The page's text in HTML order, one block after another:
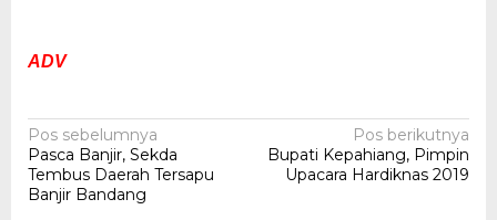
ADV
Navigasi
pos
Pos sebelumnya
Pasca Banjir, Sekda
Tembus Daerah Tersapu
Banjir Bandang
Pos berikutnya
Bupati Kepahiang, Pimpin
Upacara Hardiknas 2019